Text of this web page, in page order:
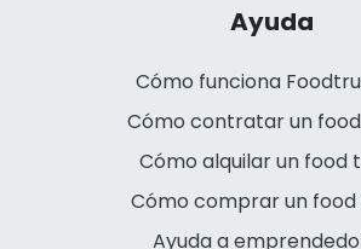
Ayuda
Cómo funciona
Cómo contratar un
Cómo alquilar un food
Cómo comprar un
Ayuda a